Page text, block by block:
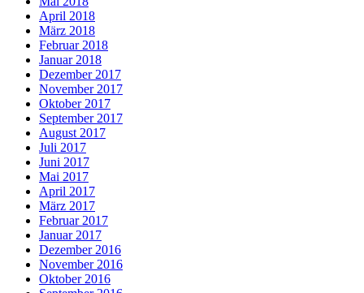
April 2018
März 2018
Februar 2018
Januar 2018
Dezember 2017
November 2017
Oktober 2017
September 2017
August 2017
Juli 2017
Juni 2017
Mai 2017
April 2017
März 2017
Februar 2017
Januar 2017
Dezember 2016
November 2016
Oktober 2016